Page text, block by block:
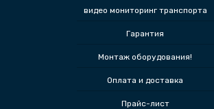
видео мониторинг транспорта
Гарантия
Монтаж оборудования!
Оплата и доставка
Прайс-лист